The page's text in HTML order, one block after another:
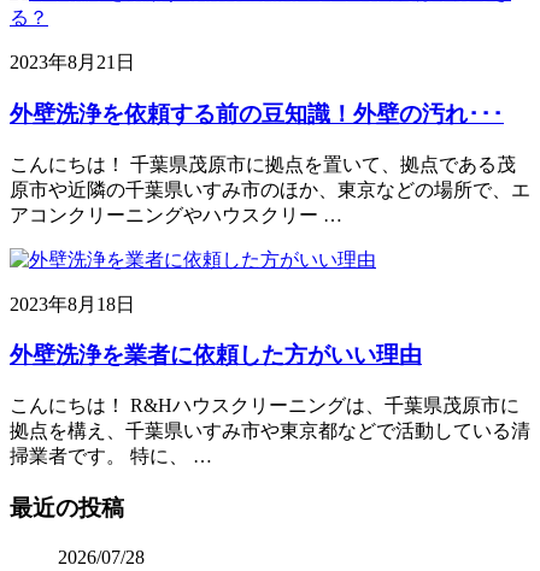
2023年8月21日
外壁洗浄を依頼する前の豆知識！外壁の汚れ･･･
こんにちは！ 千葉県茂原市に拠点を置いて、拠点である茂
原市や近隣の千葉県いすみ市のほか、東京などの場所で、エ
アコンクリーニングやハウスクリー …
2023年8月18日
外壁洗浄を業者に依頼した方がいい理由
こんにちは！ R&Hハウスクリーニングは、千葉県茂原市に
拠点を構え、千葉県いすみ市や東京都などで活動している清
掃業者です。 特に、 …
最近の投稿
2026/07/28